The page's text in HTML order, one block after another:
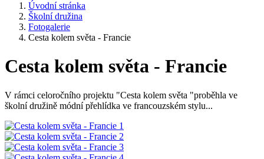
Úvodní stránka
Školní družina
Fotogalerie
Cesta kolem světa - Francie
Cesta kolem světa - Francie
V rámci celoročního projektu "Cesta kolem světa "proběhla ve
školní družině módní přehlídka ve francouzském stylu...